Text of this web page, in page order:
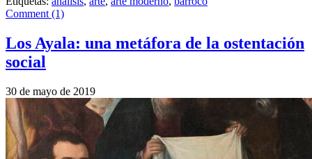
Comment (1)
Los Ayala: una metáfora de la ostentación
social
30 de mayo de 2019